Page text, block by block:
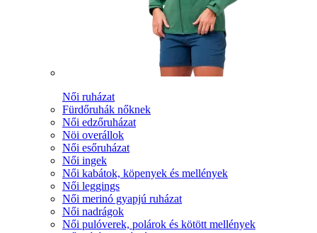
Női ruházat
Fürdőruhák nőknek
Női edzőruházat
Nöi overállok
Női esőruházat
Női ingek
Női kabátok, köpenyek és mellények
Női leggings
Női merinó gyapjú ruházat
Női nadrágok
Női pulóverek, polárok és kötött mellények